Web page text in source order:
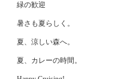
緑の歓迎
暑さも夏らしく。
夏、涼しい森へ。
夏、カレーの時間。